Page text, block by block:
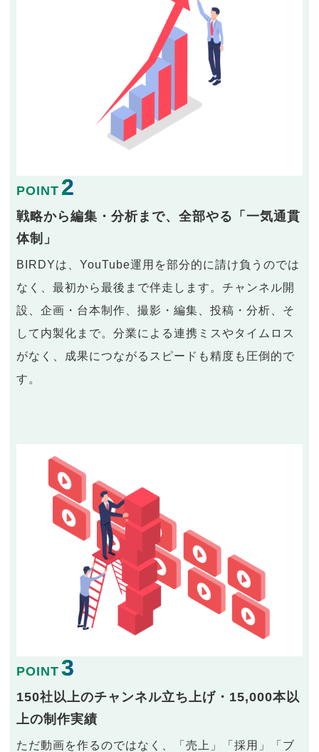
POINT 2
戦略から編集・分析まで、全部やる「一気通貫
体制」
BIRDYは、YouTube運用を部分的に請け負うのでは
なく、最初から最後まで伴走します。チャンネル開
設、企画・台本制作、撮影・編集、投稿・分析、そ
して内製化まで。分業による連携ミスやタイムロス
がなく、成果につながるスピードも精度も圧倒的で
す。
POINT 3
150社以上のチャンネル立ち上げ・15,000本以
上の制作実績
ただ動画を作るのではなく、「売上」「採用」「ブ